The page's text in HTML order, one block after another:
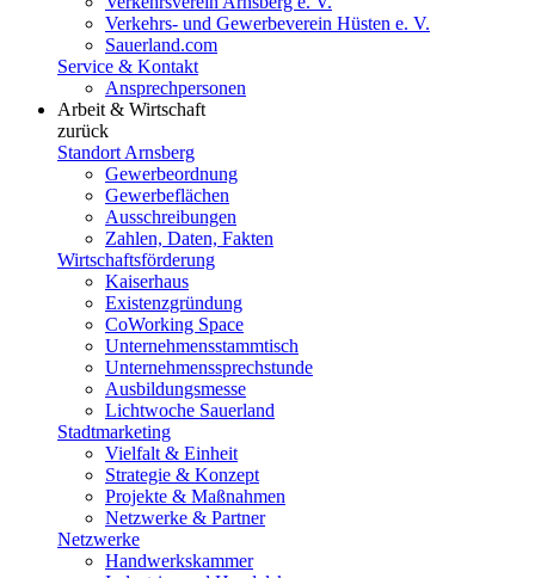
Verkehrs- und Gewerbeverein Hüsten e. V.
Sauerland.com
Service & Kontakt
Ansprechpersonen
Arbeit & Wirtschaft
zurück
Standort Arnsberg
Gewerbeordnung
Gewerbeflächen
Ausschreibungen
Zahlen, Daten, Fakten
Wirtschaftsförderung
Kaiserhaus
Existenzgründung
CoWorking Space
Unternehmensstammtisch
Unternehmenssprechstunde
Ausbildungsmesse
Lichtwoche Sauerland
Stadtmarketing
Vielfalt & Einheit
Strategie & Konzept
Projekte & Maßnahmen
Netzwerke & Partner
Netzwerke
Handwerkskammer